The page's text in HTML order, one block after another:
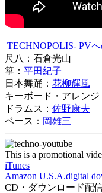
TECHNOPOLIS- PV
尺八：石倉光山
箏： 平田紀子
日本舞踊： 花柳輝風
キーボード・アレンジ
ドラムス： 佐野康夫
ベース： 岡雄三
This is a promotional
iTunes
Amazon U.S.A.digital
CD・ダウンロード配